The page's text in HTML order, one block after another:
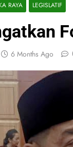
RAYA LEGISLATIF
6 Months Ago